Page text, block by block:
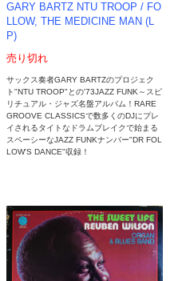
GARY BARTZ NTU TROOP / FO
LLOW, THE MEDICINE MAN (L
P)
売り切れ
サックス奏者GARY BARTZのプロジェク
ト"NTU TROOP"との'73JAZZ FUNK～スピ
リチュアル・ジャズ名盤アルバム！RARE
GROOVE CLASSICSで数多くのDJにプレ
イされるタイトなドラムブレイクで始まる
スペーシーなJAZZ FUNKナンバー"DR FOL
LOW'S DANCE"収録！